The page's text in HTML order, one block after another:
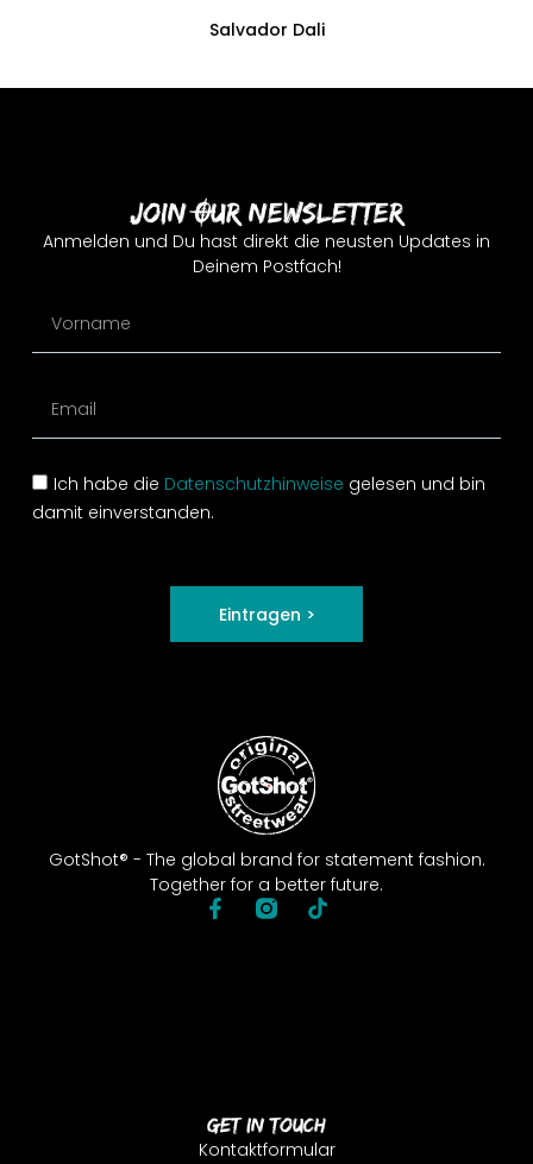
Salvador Dali
GotShot® - The global brand for statement fashion.
Together for a better future.
Get In Touch
Kontaktformular
Join Our Newsletter
Anmelden und Du hast direkt die neusten Updates in
Deinem Postfach!
Ich habe die Datenschutzhinweise gelesen und bin
damit einverstanden.
Eintragen >